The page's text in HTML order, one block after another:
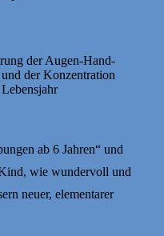
der Augen-Hand-
der Konzentration
ab 6 Jahren“ und
wie wundervoll und
neuer, elementarer